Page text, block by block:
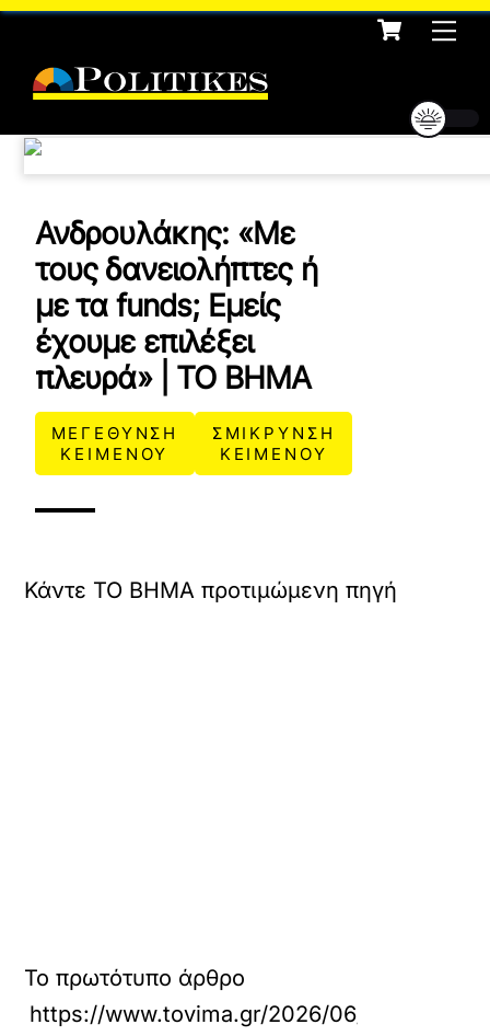
Skip
content
Cart
Ανδρουλάκης: «Με
τους δανειολήπτες ή
με τα funds; Εμείς
έχουμε επιλέξει
πλευρά» | ΤΟ ΒΗΜΑ
ΜΕΓΕΘΥΝΣΗ
ΚΕΙΜΕΝΟΥ
ΣΜΙΚΡΥΝΣΗ
ΚΕΙΜΕΝΟΥ
Κάντε TO BHMA προτιμώμενη πηγή
Το πρωτότυπο άρθρο
https://www.tovima.gr/2026/06/18/